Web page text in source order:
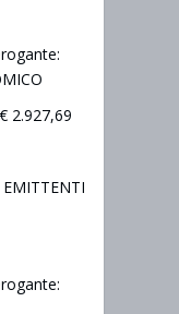
2.927,69